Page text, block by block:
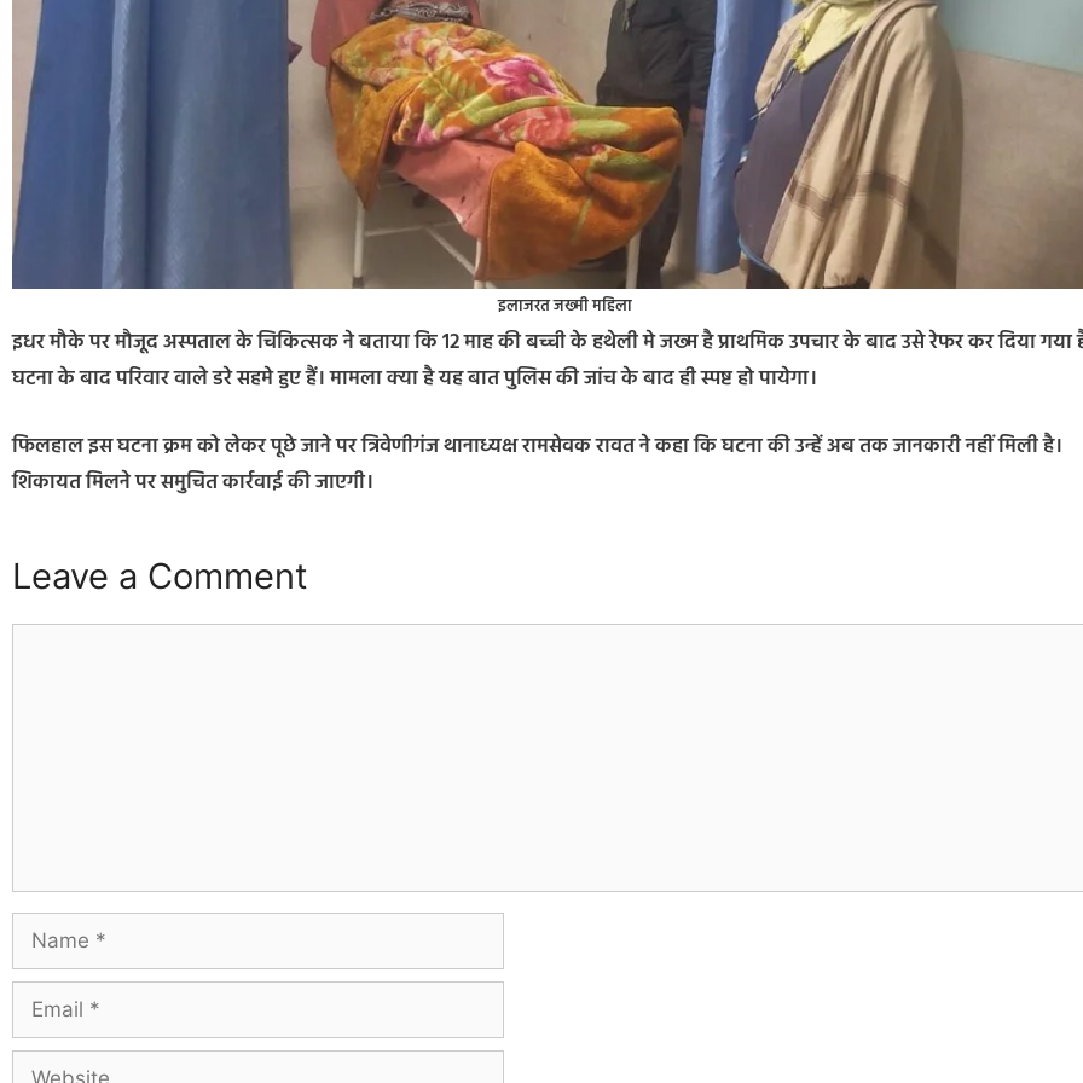
इलाजरत जख्मी महिला
इधर मौके पर मौजूद अस्पताल के चिकित्सक ने बताया कि 12 माह की बच्ची के हथेली मे जख्म है प्राथमिक उपचार के बाद उसे रेफर कर दिया गया
घटना के बाद परिवार वाले डरे सहमे हुए हैं। मामला क्या है यह बात पुलिस की जांच के बाद ही स्पष्ट हो पायेगा।
फिलहाल इस घटना क्रम को लेकर पूछे जाने पर त्रिवेणीगंज थानाध्यक्ष रामसेवक रावत ने कहा कि घटना की उन्हें अब तक जानकारी नहीं मिली है।
शिकायत मिलने पर समुचित कार्रवाई की जाएगी।
Leave a Comment